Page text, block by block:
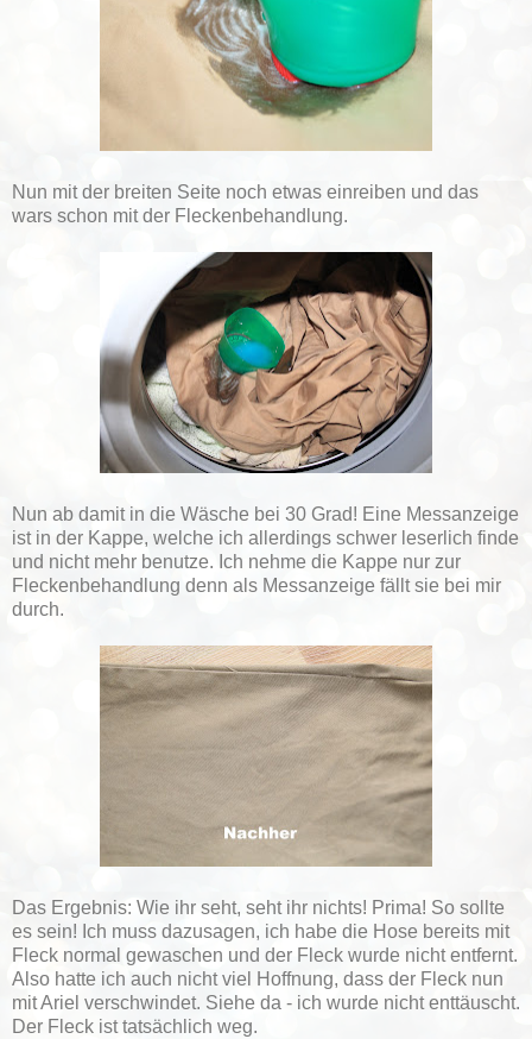
Nun mit der breiten Seite noch etwas einreiben und das
wars schon mit der Fleckenbehandlung.
Nun ab damit in die Wäsche bei 30 Grad! Eine Messanzeige
ist in der Kappe, welche ich allerdings schwer leserlich finde
und nicht mehr benutze. Ich nehme die Kappe nur zur
Fleckenbehandlung denn als Messanzeige fällt sie bei mir
durch.
Das Ergebnis: Wie ihr seht, seht ihr nichts! Prima! So sollte
es sein! Ich muss dazusagen, ich habe die Hose bereits mit
Fleck normal gewaschen und der Fleck wurde nicht entfernt.
Also hatte ich auch nicht viel Hoffnung, dass der Fleck nun
mit Ariel verschwindet. Siehe da - ich wurde nicht enttäuscht.
Der Fleck ist tatsächlich weg.